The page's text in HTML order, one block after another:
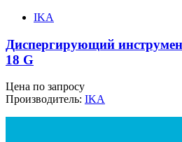
IKA
Диспергирующий
18 G
Цена по запросу
Производитель: IKA